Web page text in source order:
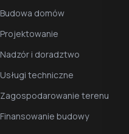
Budowa domów
Projektowanie
Nadzór i doradztwo
Usługi techniczne
Zagospodarowanie terenu
Finansowanie budowy